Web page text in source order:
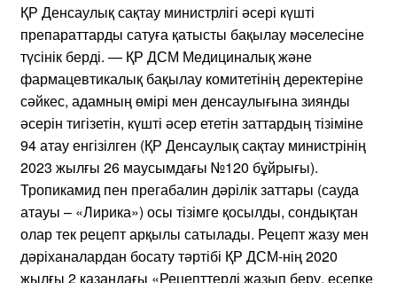
ҚР Денсаулық сақтау министрлігі әсері күшті
препараттарды сатуға қатысты бақылау мәселесіне
түсінік берді. — ҚР ДСМ Медициналық және
фармацевтикалық бақылау комитетінің деректеріне
сәйкес, адамның өмірі мен денсаулығына зиянды
әсерін тигізетін, күшті әсер ететін заттардың тізіміне
94 атау енгізілген (ҚР Денсаулық сақтау министрінің
2023 жылғы 26 маусымдағы №120 бұйрығы).
Тропикамид пен прегабалин дәрілік заттары (сауда
атауы – «Лирика») осы тізімге қосылды, сондықтан
олар тек рецепт арқылы сатылады. Рецепт жазу мен
дәріханалардан босату тәртібі ҚР ДСМ-нің 2020
жылғы 2 қазандағы «Рецепттерді жазып беру, есепке